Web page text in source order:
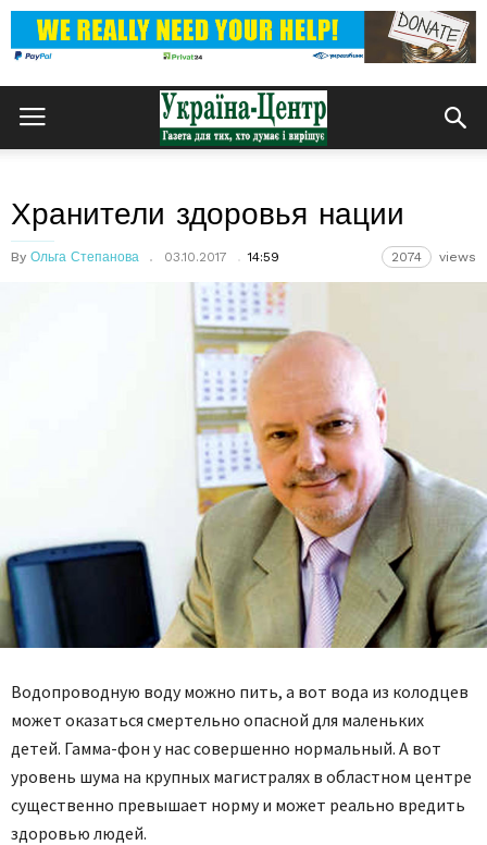
Хранители здоровья нации
By Ольга Степанова 03.10.2017 14:59 2074 views
Водопроводную воду можно пить, а вот вода из колодцев
может оказаться смертельно опасной для маленьких
детей. Гамма-фон у нас совершенно нормальный. А вот
уровень шума на крупных магистралях в областном центре
существенно превышает норму и может реально вредить
здоровью людей.